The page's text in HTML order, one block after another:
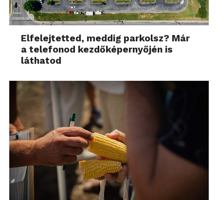
Elfelejtetted, meddig parkolsz? Már
a telefonod kezdőképernyőjén is
láthatod